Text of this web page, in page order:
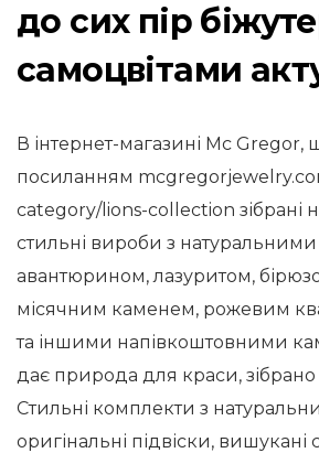
до сих пір
самоцвітами
В інтернет-магазині Mc Gregor,
посиланням
category/lions-collection зібрані
стильні вироби з
авантюрином, лазуритом,
місячним каменем, рожевим
та іншими напівкоштовними
дає природа для краси, зібрано
Стильні комплекти з
оригінальні підвіски, вишукані